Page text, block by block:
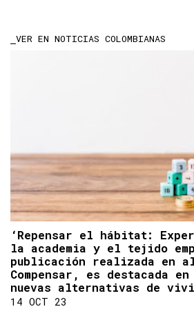
VER EN NOTICIAS COLOMBIANAS
‘Repensar el hábitat:
la academia y el tejido
publicación realizada en
Compensar, es destacada
nuevas alternativas de
14 OCT 23